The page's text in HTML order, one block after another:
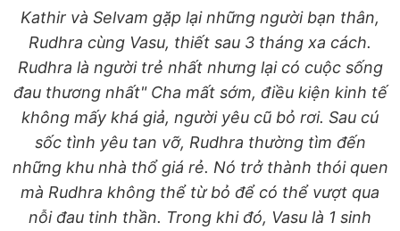
Kathir và Selvam gặp lại những người bạn thân,
Rudhra cùng Vasu, thiết sau 3 tháng xa cách.
Rudhra là người trẻ nhất nhưng lại có cuộc sống
đau thương nhất" Cha mất sớm, điều kiện kinh tế
không mấy khá giả, người yêu cũ bỏ rơi. Sau cú
sốc tình yêu tan vỡ, Rudhra thường tìm đến
những khu nhà thổ giá rẻ. Nó trở thành thói quen
mà Rudhra không thể từ bỏ để có thể vượt qua
nỗi đau tinh thần. Trong khi đó, Vasu là 1 sinh